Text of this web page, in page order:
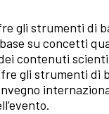
gli strumenti di
su concetti
contenuti
gli strumenti di